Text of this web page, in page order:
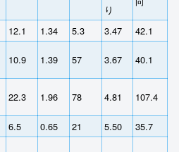
り
12.1 1.34 5.3 3.47
42.1
10.9 1.39 57 3.67 40.1
22.3 1.96 78 4.81 107.4
6.5 0.65 21 5.50
35.7